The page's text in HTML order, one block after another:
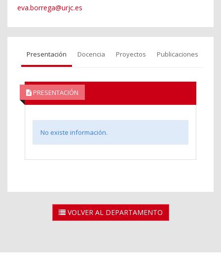
eva.borrega@urjc.es
Presentación Docencia Proyectos Publicaciones
PRESENTACIÓN
No existe información.
VOLVER AL DEPARTAMENTO